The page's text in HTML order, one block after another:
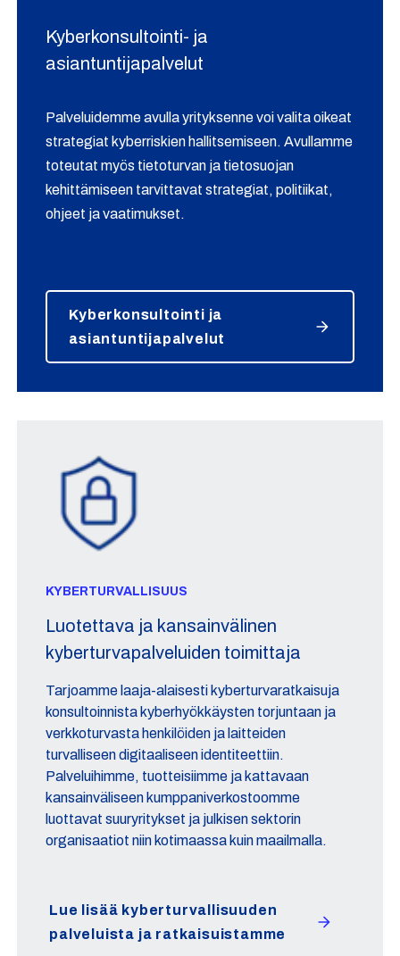
Kyberkonsultointi- ja
asiantuntijapalvelut
Palveluidemme avulla yrityksenne voi valita oikeat
strategiat kyberriskien hallitsemiseen. Avullamme
toteutat myös tietoturvan ja tietosuojan
kehittämiseen tarvittavat strategiat, politiikat,
ohjeet ja vaatimukset.
Kyberkonsultointi ja
asiantuntijapalvelut
KYBERTURVALLISUUS
Luotettava ja kansainvälinen
kyberturvapalveluiden toimittaja
Tarjoamme laaja-alaisesti kyberturvaratkaisuja
konsultoinnista kyberhyökkäysten torjuntaan ja
verkkoturvasta henkilöiden ja laitteiden
turvalliseen digitaaliseen identiteettiin.
Palveluihimme, tuotteisiimme ja kattavaan
kansainväliseen kumppaniverkostoomme
luottavat suuryritykset ja julkisen sektorin
organisaatiot niin kotimaassa kuin maailmalla.
Lue lisää kyberturvallisuuden
palveluista ja ratkaisuistamme